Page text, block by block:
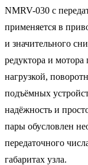
NMRV-030 с
применяется в
и значительного
редуктора и
нагрузкой,
подъёмных
надёжность и
пары обусловлен
передаточного
габаритах узла.